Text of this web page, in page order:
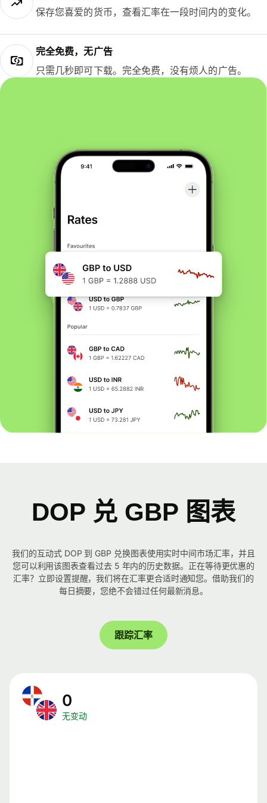
保存您喜爱的货币，查看汇率在一段时间内的变化。
完全免费，无广告
只需几秒即可下载。完全免费，没有烦人的广告。
DOP 兑 GBP 图表
我们的互动式 DOP 到 GBP 兑换图表使用实时中间市场汇率，并且
您可以利用该图表查看过去 5 年内的历史数据。正在等待更优惠的
汇率？立即设置提醒，我们将在汇率更合适时通知您。借助我们的
每日摘要，您绝不会错过任何最新消息。
跟踪汇率
0
无变动